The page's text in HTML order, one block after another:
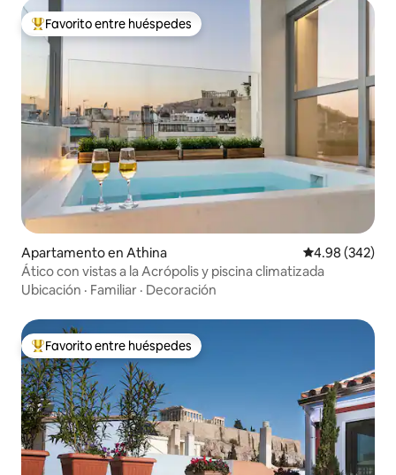
Favorito entre huéspedes preferido
Favorito entre huéspedes
Apartamento en Athina Calificación
4.98 (342)
Ático con vistas a la Acrópolis y piscina climatizada
Ubicación · Familiar · Decoración
Favorito entre huéspedes preferido
Favorito entre huéspedes